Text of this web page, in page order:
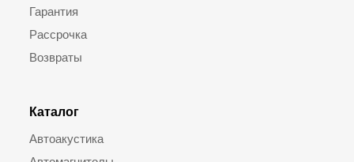
Гарантия
Рассрочка
Возвраты
Каталог
Автоакустика